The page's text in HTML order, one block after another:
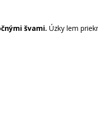
švami. Úzky lem